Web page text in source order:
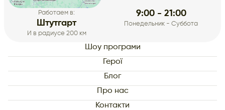
Шоу програми
Герої
Блог
Про нас
Контакти
Работаем в:
Штутгарт
И в радиусе 200 км
9:00 - 21:00
Понедельник - Суббота